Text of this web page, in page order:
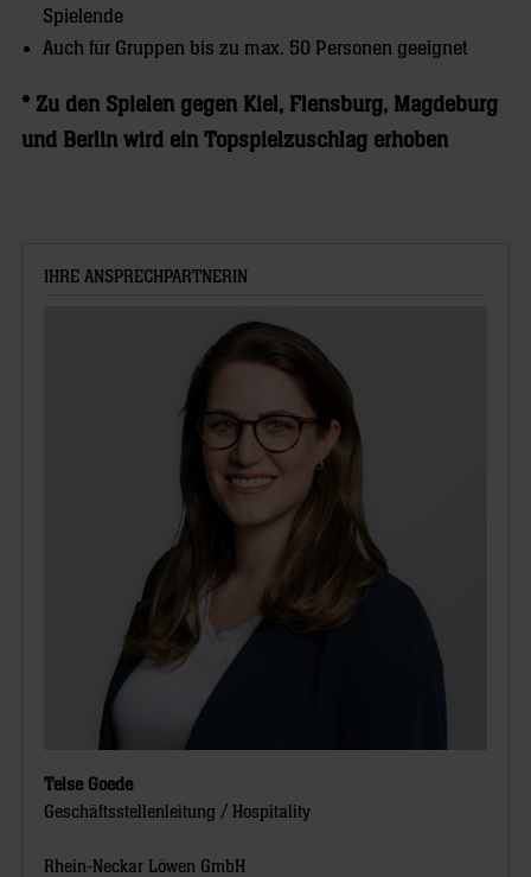
Spielende
Auch für Gruppen bis zu max. 50 Personen geeignet
* Zu den Spielen gegen Kiel, Flensburg, Magdeburg
und Berlin wird ein Topspielzuschlag erhoben
IHRE ANSPRECHPARTNERIN
Telse Goede
Geschäftsstellenleitung / Hospitality
Rhein-Neckar Löwen GmbH